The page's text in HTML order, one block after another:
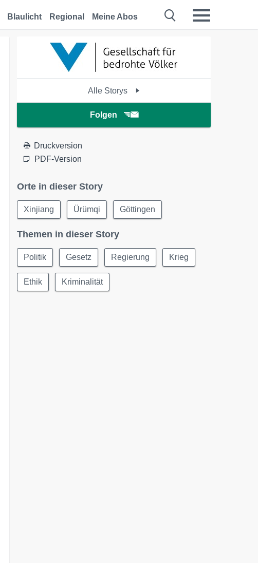
Blaulicht Regional Meine Abos
Alle Storys
Folgen
Druckversion
PDF-Version
Orte in dieser Story
Xinjiang Ürümqi Göttingen
Themen in dieser Story
Politik Gesetz Regierung Krieg
Ethik Kriminalität